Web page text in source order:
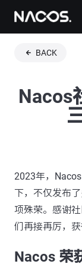
BACK
Nacos
2023年，
下，不仅发布
项殊荣。感谢
们再接再厉，获
Nacos 荣